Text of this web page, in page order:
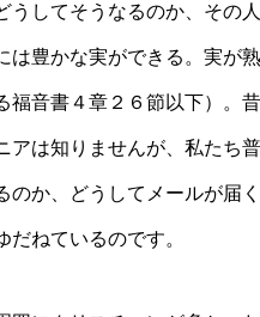
うしてそうなるのか、その
は豊かな実ができる。実が
福音書４章２６節以下）。
アは知りませんが、私たち
のか、どうしてメールが届
ねているのです。